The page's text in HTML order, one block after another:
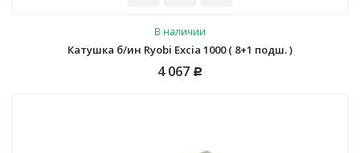
В наличии
Катушка б/ин Ryobi Excia 1000 ( 8+1 подш. )
4 067 Р